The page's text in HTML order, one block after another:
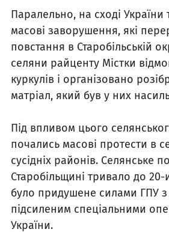
Паралельно, на сході України
масові заворушення, які
повстання в Старобільській
селяни райценту Містки
куркулів і організовано
матріал, який був у них
Під впливом цього
почались масові протести в
сусідніх районів. Селянське
Старобільщині тривало до 20-
було придушене силами ГПУ з
підсиленим спеціальними
України.